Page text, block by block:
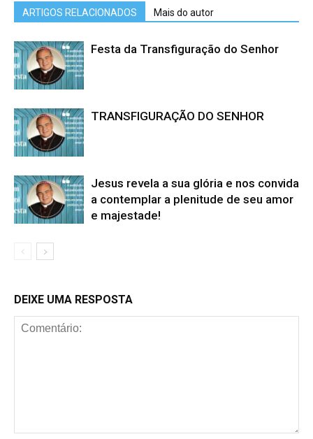
ARTIGOS RELACIONADOS Mais do autor
Festa da Transfiguração do Senhor
TRANSFIGURAÇÃO DO SENHOR
Jesus revela a sua glória e nos convida
a contemplar a plenitude de seu amor
e majestade!
DEIXE UMA RESPOSTA